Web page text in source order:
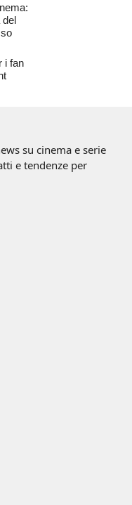
del
i fan
su cinema e serie
e tendenze per